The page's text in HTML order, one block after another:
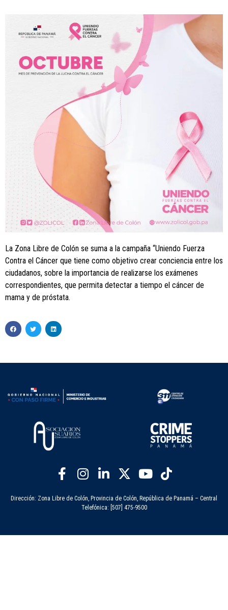
La Zona Libre de Colón se suma a la campaña “Uniendo Fuerza
Contra el Cáncer que tiene como objetivo crear conciencia entre los
ciudadanos, sobre la importancia de realizarse los exámenes
correspondientes, que permita detectar a tiempo el cáncer de
mama y de próstata.
Dirección: Zona Libre de Colón, Provincia de Colón, República de Panamá – Central
Telefónica: [507] 475-9500